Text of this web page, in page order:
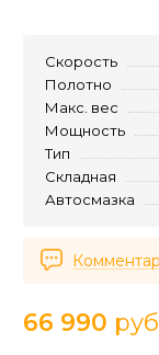
Скорость
Полотно
Макс. вес
Мощность
Тип
Складная
Автосмазка
66 990